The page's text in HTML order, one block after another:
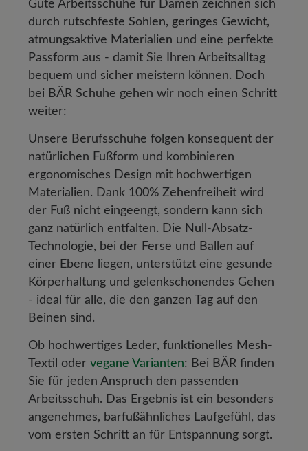
Gute Arbeitsschuhe für Damen zeichnen sich
durch rutschfeste Sohlen, geringes Gewicht,
atmungsaktive Materialien und eine perfekte
Passform aus - damit Sie Ihren Arbeitsalltag
bequem und sicher meistern können. Doch
bei BÄR Schuhe gehen wir noch einen Schritt
weiter:
Unsere Berufsschuhe folgen konsequent der
natürlichen Fußform und kombinieren
ergonomisches Design mit hochwertigen
Materialien. Dank 100% Zehenfreiheit wird
der Fuß nicht eingeengt, sondern kann sich
ganz natürlich entfalten. Die Null-Absatz-
Technologie, bei der Ferse und Ballen auf
einer Ebene liegen, unterstützt eine gesunde
Körperhaltung und gelenkschonendes Gehen
- ideal für alle, die den ganzen Tag auf den
Beinen sind.
Ob hochwertiges Leder, funktionelles Mesh-
Textil
oder vegane Varianten: Bei BÄR finden
Sie für jeden Anspruch den passenden
Arbeitsschuh. Das Ergebnis ist ein besonders
angenehmes, barfußähnliches Laufgefühl, das
vom ersten Schritt an für Entspannung sorgt.